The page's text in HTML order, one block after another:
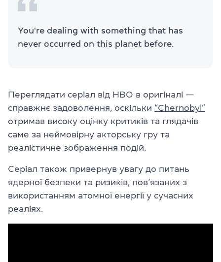
You're dealing with something that has
never occurred on this planet before.
Переглядати серіал від HBO в оригіналі —
справжнє задоволення, оскільки “Chernobyl”
отримав високу оцінку критиків та глядачів
саме за неймовірну акторську гру та
реалістичне зображення подій.
Серіал також привернув увагу до питань
ядерної безпеки та ризиків, пов’язаних з
використанням атомної енергії у сучасних
реаліях.